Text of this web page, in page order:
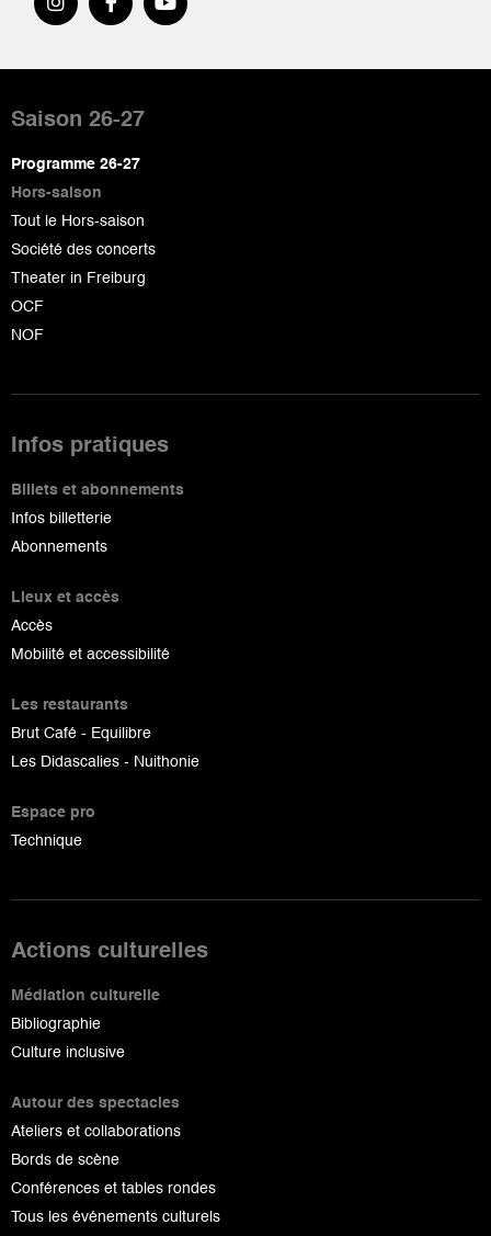
de
page
Saison 26-27
Programme 26-27
Hors-saison
Tout le Hors-saison
Société des concerts
Theater in Freiburg
OCF
NOF
Infos pratiques
Billets et abonnements
Infos billetterie
Abonnements
Lieux et accès
Accès
Mobilité et accessibilité
Les restaurants
Brut Café - Equilibre
Les Didascalies - Nuithonie
Espace pro
Technique
Actions culturelles
Médiation culturelle
Bibliographie
Culture inclusive
Autour des spectacles
Ateliers et collaborations
Bords de scène
Conférences et tables rondes
Tous les événements culturels